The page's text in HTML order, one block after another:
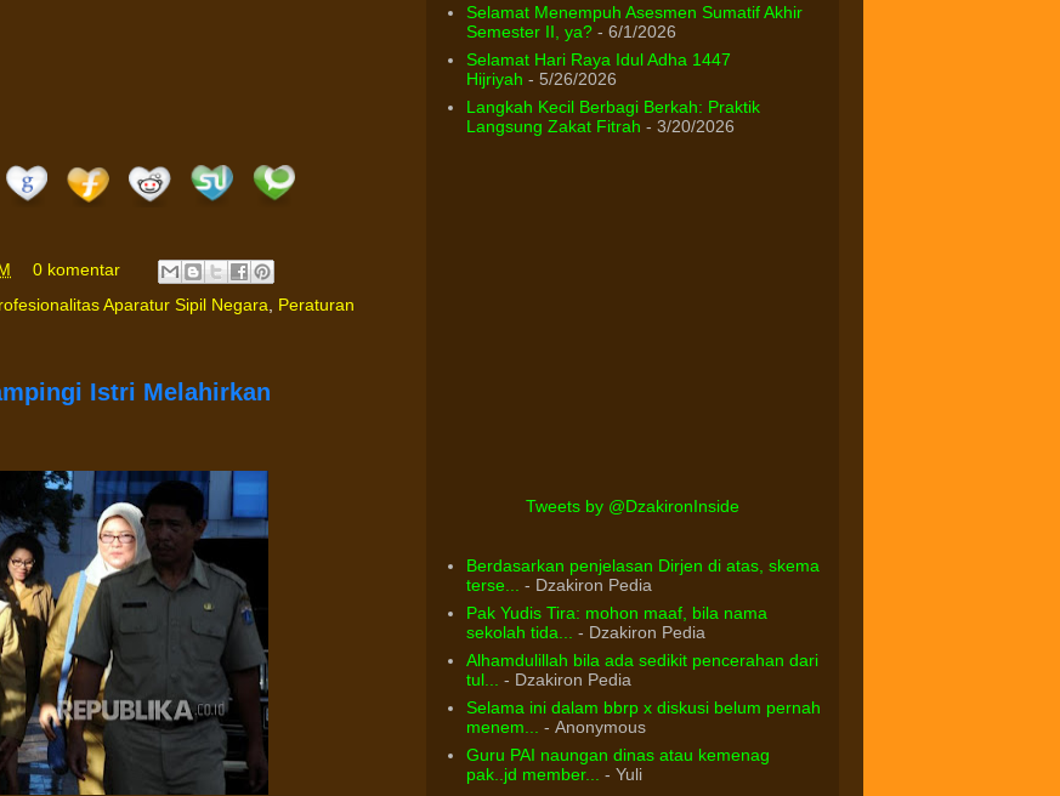
0 komentar
Aparatur Sipil Negara, Peraturan
Istri Melahirkan
Selamat Menempuh Asesmen Sumatif Akhir
Semester II, ya?- 6/1/2026
Selamat Hari Raya Idul Adha 1447
Hijriyah - 5/26/2026
Langkah Kecil Berbagi Berkah: Praktik
Langsung Zakat Fitrah - 3/20/2026
Tweets by @DzakironInside
Berdasarkan penjelasan Dirjen di atas, skema
terse...
- Dzakiron Pedia
Pak Yudis Tira: mohon maaf, bila nama
sekolah tida...
- Dzakiron Pedia
Alhamdulillah bila ada sedikit pencerahan dari
tul...
- Dzakiron Pedia
Selama ini dalam bbrp x diskusi belum pernah
menem...
- Anonymous
Guru PAI naungan dinas atau kemenag
pak..jd member...
- Yuli